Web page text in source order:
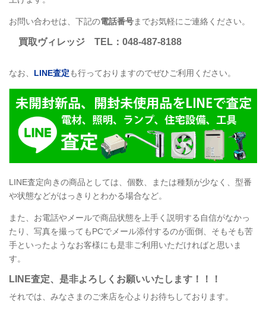
お問い合わせは、下記の電話番号までお気軽にご連絡ください。
買取ヴィレッジ TEL ：048-487-8188
なお、 LINE査定も行っておりますのでぜひご利用ください。
LINE査定向きの商品としては、個数、または種類が少なく、型番
や状態などがはっきりとわかる場合など。
また、お電話やメールで商品状態を上手く説明する自信がなかっ
たり、写真を撮ってもPCでメール添付するのが面倒、そもそも苦
手といったようなお客様にも是非ご利用いただければと思いま
す。
LINE査定、是非よろしくお願いいたします！！！
それでは、みなさまのご来店を心よりお待ちしております。